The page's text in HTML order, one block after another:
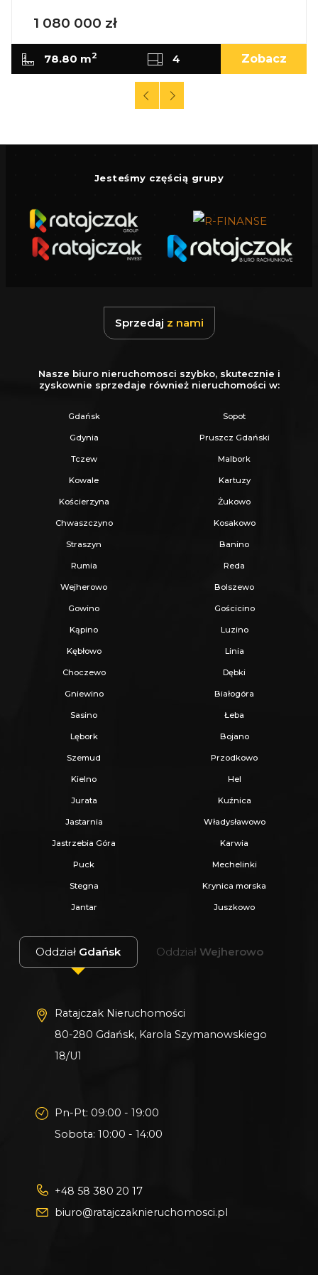
1 080 000 zł
78.80 m2 4 Zobacz
Jesteśmy częścią grupy
Sprzedaj z nami
Nasze biuro nieruchomosci szybko, skutecznie i
zyskownie sprzedaje również nieruchomości w:
Gdańsk Sopot
Gdynia Pruszcz Gdański
Tczew Malbork
Kowale Kartuzy
Kościerzyna Żukowo
Chwaszczyno Kosakowo
Straszyn Banino
Rumia Reda
Wejherowo Bolszewo
Gowino Gościcino
Kąpino Luzino
Kębłowo Linia
Choczewo Dębki
Gniewino Białogóra
Sasino Łeba
Lębork Bojano
Szemud Przodkowo
Kielno Hel
Jurata Kuźnica
Jastarnia Władysławowo
Jastrzebia Góra Karwia
Puck Mechelinki
Stegna Krynica morska
Jantar Juszkowo
Oddział Gdańsk Oddział Wejherowo
Ratajczak Nieruchomości
80-280 Gdańsk, Karola Szymanowskiego
18/U1
Pn-Pt: 09:00 - 19:00
Sobota: 10:00 - 14:00
+48 58 380 20 17
biuro@ratajczaknieruchomosci.pl